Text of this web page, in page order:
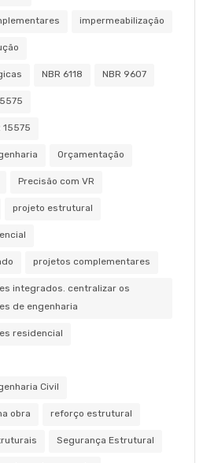
impermeabilização
NBR 6118 NBR 9607
15575
Orçamentação
Precisão com VR
projeto estrutural
projetos complementares
integrados. centralizar os
de engenharia
residencial
Civil
obra reforço estrutural
Segurança Estrutural